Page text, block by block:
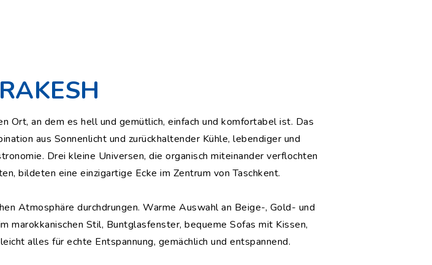
Ort, an dem es hell und gemütlich, einfach und komfortabel ist. Das
aus Sonnenlicht und zurückhaltender Kühle, lebendiger und
Drei kleine Universen, die organisch miteinander verflochten
bildeten eine einzigartige Ecke im Zentrum von Taschkent.
Atmosphäre durchdrungen. Warme Auswahl an Beige-, Gold- und
marokkanischen Stil, Buntglasfenster, bequeme Sofas mit Kissen,
alles für echte Entspannung, gemächlich und entspannend.